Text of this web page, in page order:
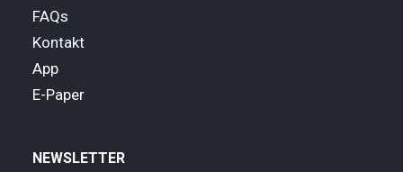
FAQs
Kontakt
App
E-Paper
NEWSLETTER